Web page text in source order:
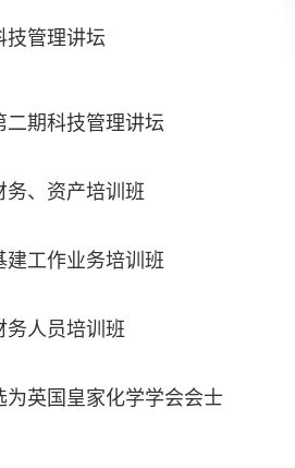
技管理讲坛
二期科技管理讲坛
务、资产培训班
建工作业务培训班
务人员培训班
为英国皇家化学学会会士